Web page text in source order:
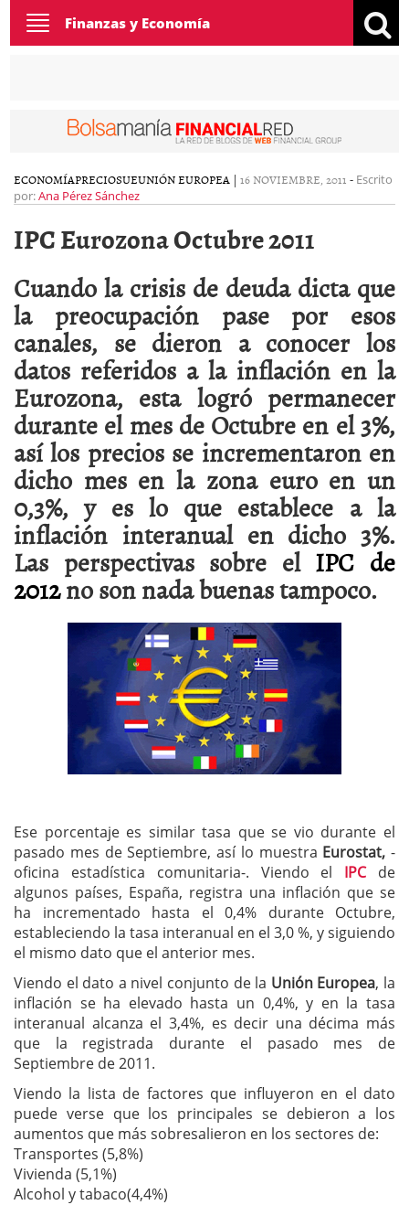
Toggle
navigation
Finanzas y Economía
ECONOMÍAPRECIOSUEUNIÓN EUROPEA | 16 NOVIEMBRE, 2011 - Escrito
por:Ana Pérez Sánchez
IPC Eurozona Octubre 2011
Cuando la crisis de deuda dicta que
la preocupación pase por esos
canales, se dieron a conocer los
datos referidos a la inflación en la
Eurozona, esta logró permanecer
durante el mes de Octubre en el 3%,
así los precios se incrementaron en
dicho mes en la zona euro en un
0,3%, y es lo que establece a la
inflación interanual en dicho 3%.
Las perspectivas sobre el IPC de
2012no son nada buenas tampoco.
Ese porcentaje es similar tasa que se vio durante el
pasado mes de Septiembre, así lo muestra Eurostat, -
oficina estadística comunitaria-. Viendo el IPC
de
algunos países, España, registra una inflación que se
ha incrementado hasta el 0,4% durante Octubre,
estableciendo la tasa interanual en el 3,0 %, y siguiendo
el mismo dato que el anterior mes.
Viendo el dato a nivel conjunto de la Unión Europea, la
inflación se ha elevado hasta un 0,4%, y en la tasa
interanual alcanza el 3,4%, es decir una décima más
que la registrada durante el pasado mes de
Septiembre de 2011.
Viendo la lista de factores que influyeron en el dato
puede verse que los principales se debieron a los
aumentos que más sobresalieron en los sectores de:
Transportes (5,8%)
Vivienda (5,1%)
Alcohol y tabaco(4,4%)